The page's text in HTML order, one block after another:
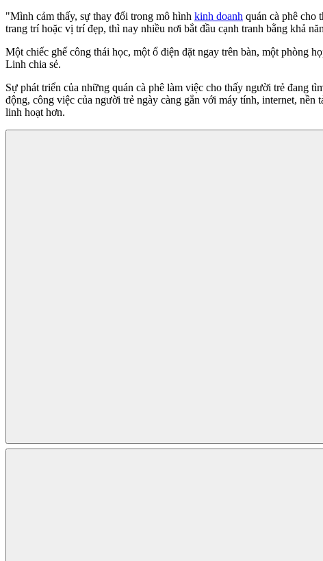
"Mình cảm thấy, sự thay đổi trong mô hình kinh doanh quán cà phê cho
trang trí hoặc vị trí đẹp, thì nay nhiều nơi bắt đầu cạnh tranh bằng khả
Một chiếc ghế công thái học, một ổ điện đặt ngay trên bàn, một phòng
Linh chia sẻ.
Sự phát triển của những quán cà phê làm việc cho thấy người trẻ đang
động, công việc của người trẻ ngày càng gắn với máy tính, internet,
linh hoạt hơn.